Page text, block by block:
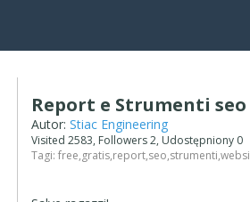
Report e Strumenti
Autor:Stiac Engineering
Visited 2583, Followers 2, Udostępniony 0
Tagi:free,gratis,report,seo,strumenti,